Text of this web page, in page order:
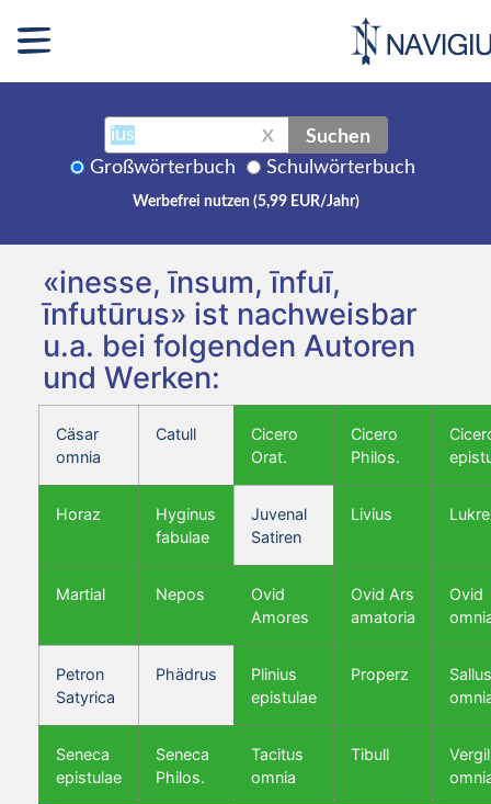
X Suchen
Großwörterbuch Schulwörterbuch
Werbefrei nutzen (5,99 EUR/Jahr)
«inesse, īnsum, īnfuī,
īnfutūrus» ist nachweisbar
u.a. bei folgenden Autoren
und Werken:
Cäsar
omnia
Catull
Cicero
Orat.
Cicero
Philos.
Horaz
Hyginus
fabulae
Juvenal
Satiren
Livius
Martial Nepos
Ovid
Amores
Ovid Ars
amatoria
Ovid
Petron
Satyrica
Phädrus
Plinius
epistulae
Properz
Seneca
epistulae
Seneca
Philos.
Tacitus
omnia
Tibull
Vergil